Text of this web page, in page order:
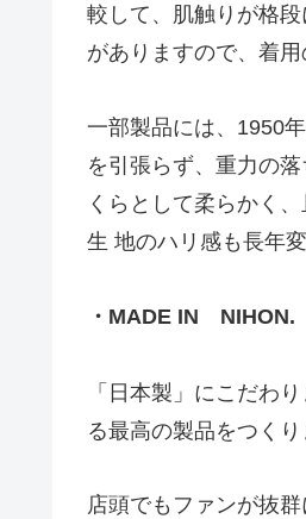
較して、肌触りが格
がありますので、着用
一部製品には、1950
を引張らず、重力の
くらとして柔らかく
生 地のハリ感も長年
・MADE IN NIHON.
「日本製」にこだわ
る最高の製品をつくり
店頭でもファンが抜群